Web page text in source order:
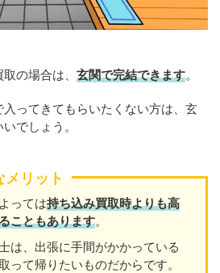
の場合は、 玄関で完結できます。
ってきてもらいたくない方は、玄
でしょう。
メリット
っては持ち込み買取時よりも高
こともあります。
は、出張に手間がかかっている
って帰りたいものだからです。